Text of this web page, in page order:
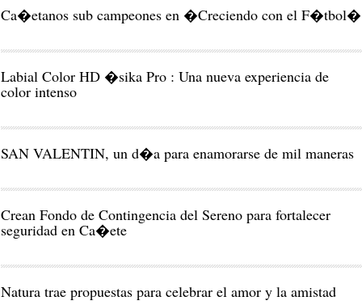
Ca�etanos sub campeones en �Creciendo con el F�tbol�
Labial Color HD �sika Pro : Una nueva experiencia de
color intenso
SAN VALENTIN, un d�a para enamorarse de mil maneras
Crean Fondo de Contingencia del Sereno para fortalecer
seguridad en Ca�ete
Natura trae propuestas para celebrar el amor y la amistad